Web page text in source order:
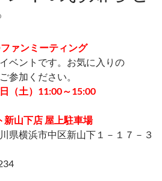
ァンミーティング
ベントです。お気に入りの
参加ください。
（土）11:00～15:00
山下店 屋上駐車場
浜市中区新山下１－１７－３